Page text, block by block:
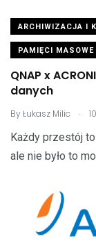
ARCHIWIZACJA I
PAMIĘCI
QNAP x
danych
ByŁukasz Milic .
Każdy przestój
ale nie było to